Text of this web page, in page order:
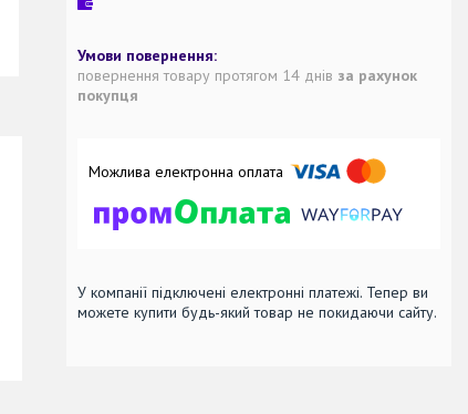
повернення товару протягом 14 днів за рахунок
покупця
У компанії підключені електронні платежі. Тепер ви
можете купити будь-який товар не покидаючи сайту.